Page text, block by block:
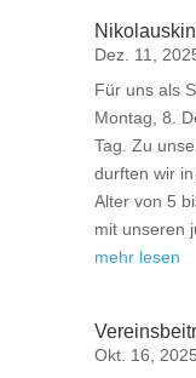
Dez. 11,
Für uns als
Montag, 8.
Tag. Zu
durften wir
Alter von 5
mit unseren
mehr lesen
Okt. 16, 2025